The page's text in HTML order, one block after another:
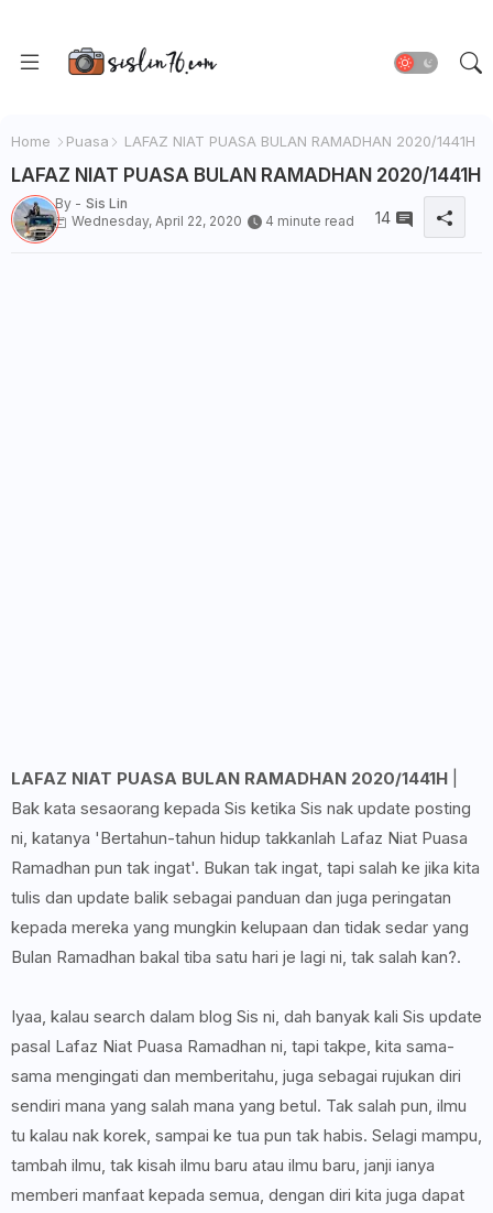
Home Puasa LAFAZ NIAT PUASA BULAN RAMADHAN 2020/1441H
LAFAZ NIAT PUASA BULAN RAMADHAN 2020/1441H
By - Sis Lin
Wednesday, April 22, 2020
4 minute read 14
LAFAZ NIAT PUASA BULAN RAMADHAN 2020/1441H
Bak kata sesaorang kepada Sis ketika Sis nak update posting
ni, katanya 'Bertahun-tahun hidup takkanlah Lafaz Niat Puasa
Ramadhan pun tak ingat'. Bukan tak ingat, tapi salah ke jika kita
tulis dan update balik sebagai panduan dan juga peringatan
kepada mereka yang mungkin kelupaan dan tidak sedar yang
Bulan Ramadhan bakal tiba satu hari je lagi ni, tak salah kan?.
Iyaa, kalau search dalam blog Sis ni, dah banyak kali Sis update
pasal Lafaz Niat Puasa Ramadhan ni, tapi takpe, kita sama-
sama mengingati dan memberitahu, juga sebagai rujukan diri
sendiri mana yang salah mana yang betul. Tak salah pun, ilmu
tu kalau nak korek, sampai ke tua pun tak habis. Selagi mampu,
tambah ilmu, tak kisah ilmu baru atau ilmu baru, janji ianya
memberi manfaat kepada semua, dengan diri kita juga dapat